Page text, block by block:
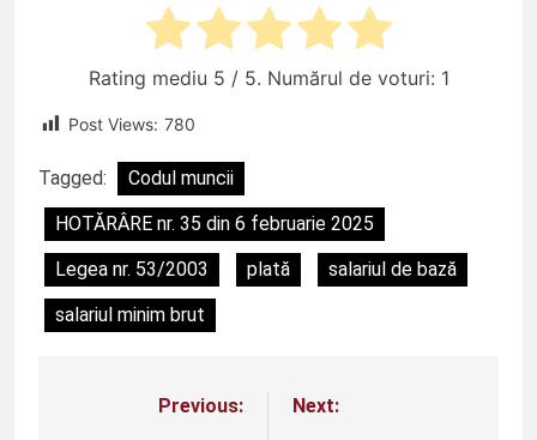
Rating mediu 5 / 5. Numărul de voturi: 1
Post Views: 780
Tagged:
Codul muncii
HOTĂRÂRE nr. 35 din 6 februarie 2025
Legea nr. 53/2003
plată
salariul de bază
salariul minim brut
NavigarePrevious:
Next: